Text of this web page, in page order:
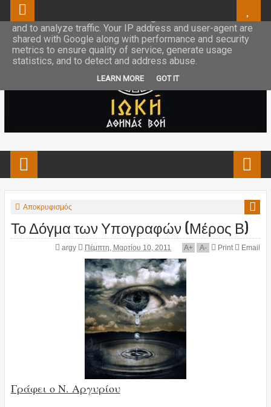
Αποκρυφισμός
Το Δόγμα των Υπογραφών (Μέρος Β)
argy Πέμπτη, Μαρτίου 10, 2011 A+ A- Print Email
Γράφει ο Ν. Αργυρίου
This site uses cookies from Google to deliver its services
and to analyze traffic. Your IP address and user-agent are
shared with Google along with performance and security
metrics to ensure quality of service, generate usage
statistics, and to detect and address abuse.
LEARN MORE GOT IT